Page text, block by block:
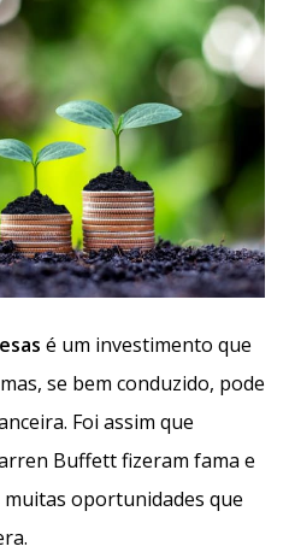
é um investimento que
se bem conduzido, pode
Foi assim que
Buffettfizeram fama e
oportunidades que